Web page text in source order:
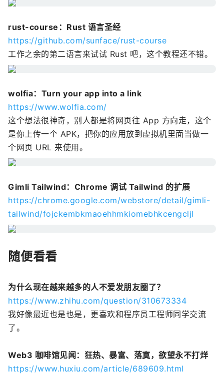
rust-course：Rust 语言圣经
https://github.com/sunface/rust-course
工作之余的第二语言来试试 Rust 吧，这个教程还不错。
wolfia：Turn your app into a link
https://www.wolfia.com/
这个想法很神奇，别人都是将网页往 App 方向走，这个
是你上传一个 APK，把你的应用放到虚拟机里面当做一
个网页 URL 来使用。
Gimli Tailwind：Chrome 调试 Tailwind 的扩展
https://chrome.google.com/webstore/detail/gimli-
tailwind/fojckembkmaoehhmkiomebhkcengcljl
随便看看
为什么现在越来越多的人不爱发朋友圈了？
https://www.zhihu.com/question/310673334
我好像最近也是也是，更喜欢和程序员工程师同学交流
了。
Web3 咖啡馆见闻：狂热、暴富、落寞，欲望永不打烊
https://www.huxiu.com/article/689609.html